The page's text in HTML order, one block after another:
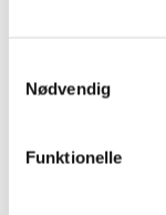
Nødvendig
Funktionelle
...
...